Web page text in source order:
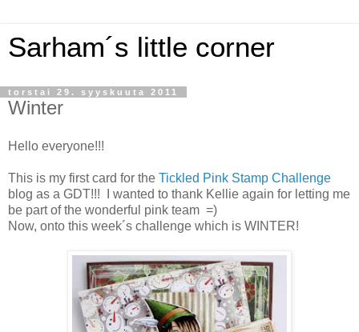
Sarham´s little corner
torstai 29. syyskuuta 2011
Winter
Hello everyone!!!
This is my first card for the Tickled Pink Stamp Challenge
blog as a GDT!!! I wanted to thank Kellie again for letting me
be part of the wonderful pink team =)
Now, onto this week´s challenge which is WINTER!